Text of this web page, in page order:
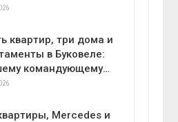
квартир, три дома и
в Буковеле:
командующему…
Mercedes и